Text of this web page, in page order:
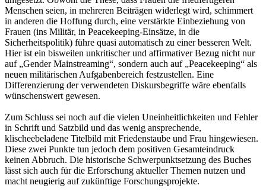
Menschen seien, in mehreren Beiträgen widerlegt wird, schimmert
in anderen die Hoffung durch, eine verstärkte Einbeziehung von
Frauen (ins Militär, in Peacekeeping-Einsätze, in die
Sicherheitspolitik) führe quasi automatisch zu einer besseren Welt.
Hier ist ein bisweilen unkritischer und affirmativer Bezug nicht nur
auf „Gender Mainstreaming“, sondern auch auf „Peacekeeping“ als
neuen militärischen Aufgabenbereich festzustellen. Eine
Differenzierung der verwendeten Diskursbegriffe wäre ebenfalls
wünschenswert gewesen.
Zum Schluss sei noch auf die vielen Uneinheitlichkeiten und Fehler
in Schrift und Satzbild und das wenig ansprechende,
klischeebeladene Titelbild mit Friedenstaube und Frau hingewiesen.
Diese zwei Punkte tun jedoch dem positiven Gesamteindruck
keinen Abbruch. Die historische Schwerpunktsetzung des Buches
lässt sich auch für die Erforschung aktueller Themen nutzen und
macht neugierig auf zukünftige Forschungsprojekte.